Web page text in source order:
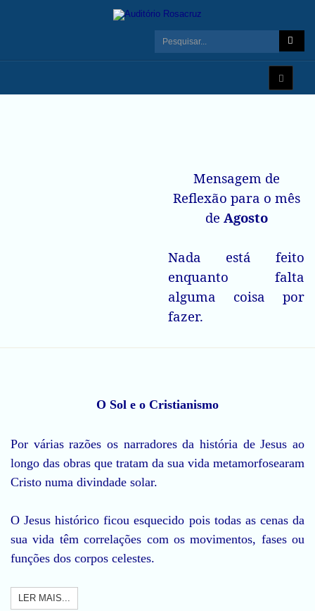
Mensagem de
Reflexão para o mês
de Agosto
Nada está feito
enquanto falta
alguma coisa por
fazer.
O Sol e o Cristianismo
Por várias razões os narradores da história de Jesus ao
longo das obras que tratam da sua vida metamorfosearam
Cristo numa divindade solar.
O Jesus histórico ficou esquecido pois todas as cenas da
sua vida têm correlações com os movimentos, fases ou
funções dos corpos celestes.
LER MAIS...